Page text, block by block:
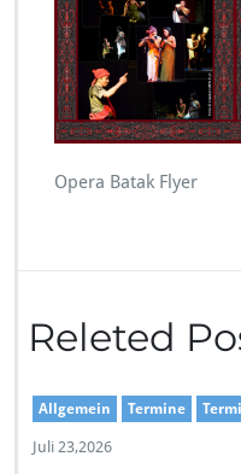
Opera Batak Flyer
Releted
Allgemein Termine
Juli 23,2026